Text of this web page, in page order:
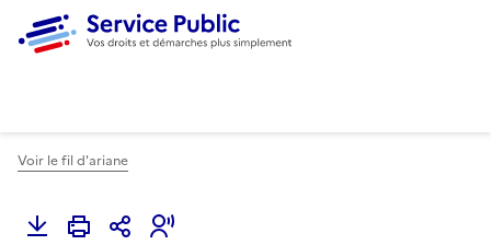
Voir le fil d'ariane